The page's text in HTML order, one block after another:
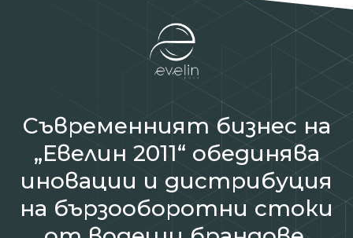
Съвременният бизнес на
„Евелин 2011“ обединява
иновации и дистрибуция
на бързооборотни стоки